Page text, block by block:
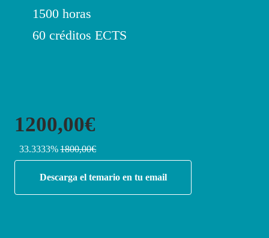
1500 horas
60 créditos ECTS
1200,00€
33.3333%1800,00€
Descarga el temario en tu email